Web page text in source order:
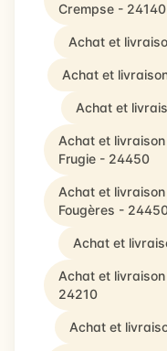
Crempse - 24140
Achat et
Achat et
Achat et
Achat et
Frugie - 24450
Achat et
Fougères -
Achat et
Achat et
24210
Achat et